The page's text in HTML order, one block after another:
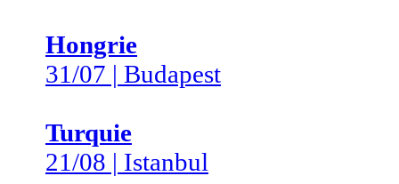
Hongrie
31/07 | Budapest
Turquie
21/08 | Istanbul